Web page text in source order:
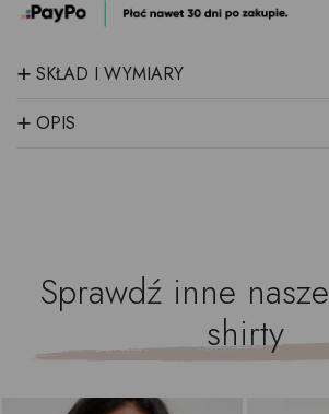
+ SKŁAD I WYMIARY
+ OPIS
Sprawdź inne nasze
shirty